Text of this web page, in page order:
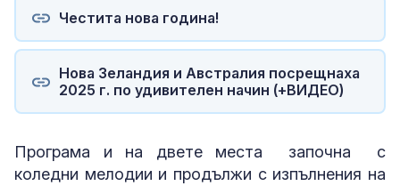
Честита нова година!
Нова Зеландия и Австралия посрещнаха
2025 г. по удивителен начин (+ВИДЕО)
Програма и на двете места започна с
коледни мелодии и продължи с изпълнения на